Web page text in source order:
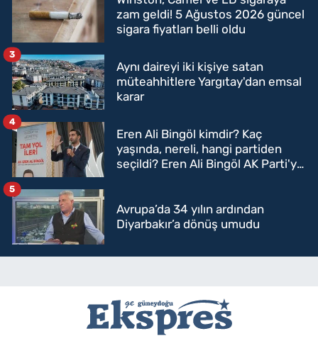
zam geldi! 5 Ağustos 2026 güncel
sigara fiyatları belli oldu
Aynı daireyi iki kişiye satan
müteahhitlere Yargıtay'dan emsal
karar
3
Eren Ali Bingöl kimdir? Kaç
yaşında, nereli, hangi partiden
seçildi? Eren Ali Bingöl AK Parti'ye
4
Avrupa’da 34 yılın ardından
Diyarbakır’a dönüş umudu
5